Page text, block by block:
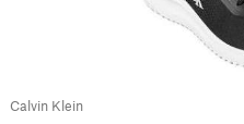
Calvin Klein